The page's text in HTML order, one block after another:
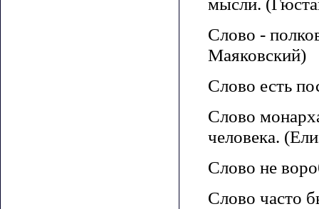
Слово -
Маяковский)
Слово есть
Слово
человека.
Слово не
Слово часто